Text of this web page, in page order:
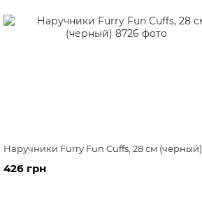
Наручники Furry Fun Cuffs, 28 см (черный)
426 грн